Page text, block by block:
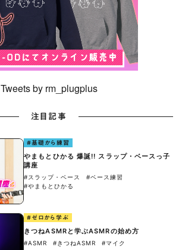
Tweets by rm_plugplus
注目記事
#基礎から練習
やまもとひかる 爆誕!! スラップ・ベースっ子
講座
#スラップ・ベース
#ベース練習
#やまもとひかる
#ゼロから学ぶ
きつねASMRと学ぶASMRの始め方
#ASMR #きつねASMR #マイク